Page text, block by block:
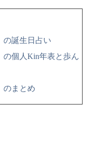
の誕生日占い
の個人Kin年表と歩ん
のまとめ